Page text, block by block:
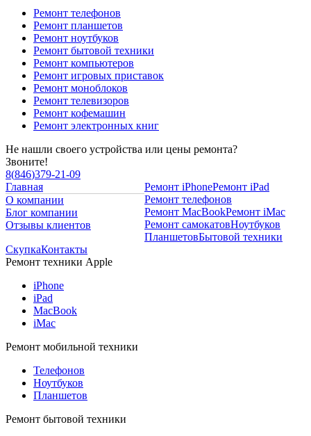
Ремонт телефонов
Ремонт планшетов
Ремонт ноутбуков
Ремонт бытовой техники
Ремонт компьютеров
Ремонт игровых приставок
Ремонт моноблоков
Ремонт телевизоров
Ремонт кофемашин
Ремонт электронных книг
Не нашли своего устройства или цены ремонта?
Звоните!
8(846)379-21-09
Главная
О компании
Блог компании
Отзывы клиентов
Ремонт iPhoneРемонт iPad
Ремонт телефонов
Ремонт MacBookРемонт iMac
Ремонт самокатовНоутбуков
ПланшетовБытовой техники
СкупкаКонтакты
Ремонт техники Apple
iPhone
iPad
MacBook
iMac
Ремонт мобильной техники
Телефонов
Ноутбуков
Планшетов
Ремонт бытовой техники